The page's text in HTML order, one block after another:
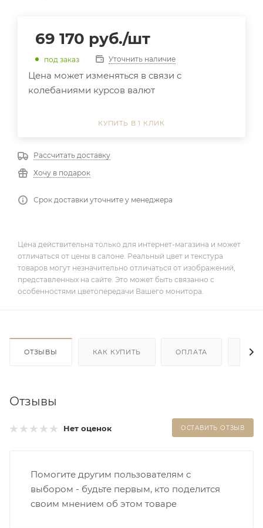
69 170 руб./шт
под заказ Уточнить наличие
Цена может изменяться в связи с
колебаниями курсов валют
КУПИТЬ В 1 КЛИК
Рассчитать доставку
Хочу в подарок
Срок доставки уточните у менеджера
Цена действительна только для интернет-магазина и может
отличаться от цены в салоне. Реальный цвет и текстура
товаров могут незначительно отличаться от изображений,
представленных на сайте. Это может быть связанно с
особенностями цветопередачи Вашего монитора.
ОТЗЫВЫ КАК КУПИТЬ ОПЛАТА
Отзывы
Нет оценок ОСТАВИТЬ ОТЗЫВ
Помогите другим пользователям с
выбором - будьте первым, кто поделится
своим мнением об этом товаре